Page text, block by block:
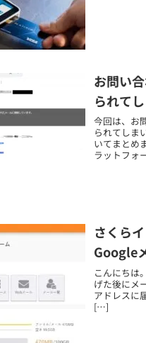
お問い
られて
今回は、お
られてしま
いてまとめ
ラットフォ
さくら
Google
こんにちは
げた後にメ
アドレスに
[…]